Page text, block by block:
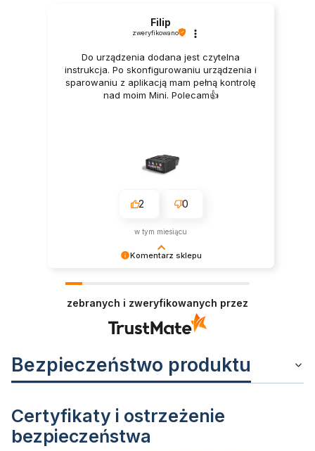
Komentarz sklepu
klienta i Twoja recenzja potwierdza nasze wysiłki
- dziękujemy raz jeszcze i mamy nadzieję - do
szybkiego zobaczenia!
Filip
zweryfikowano
Do urządzenia dodana jest czytelna
instrukcja. Po skonfigurowaniu urządzenia i
sparowaniu z aplikacją mam pełną kontrolę
nad moim Mini. Polecam👍
2 0
w tym miesiącu
zebranych i zweryfikowanych przez
Bezpieczeństwo produktu
Certyfikaty i ostrzeżenie
bezpieczeństwa